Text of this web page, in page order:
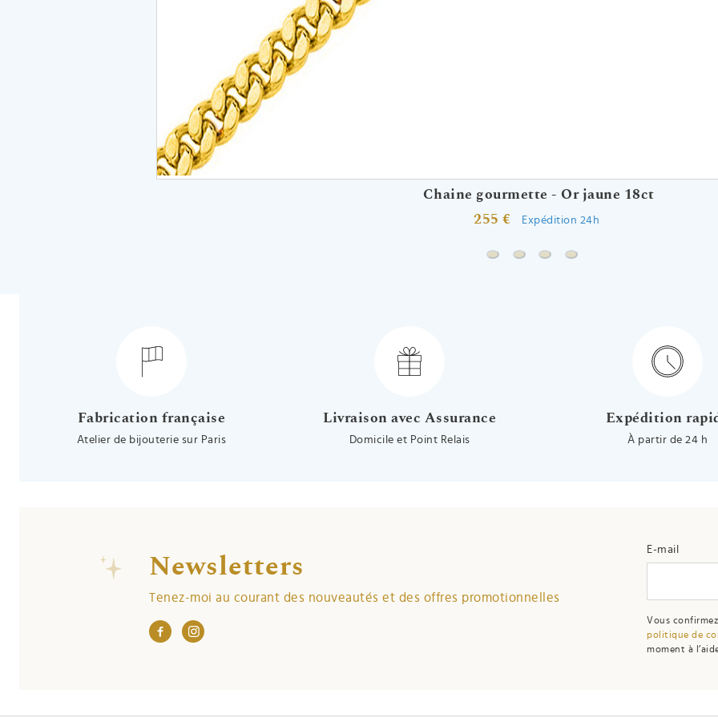
Chaine gourmette - Or jaune 18ct
255 €
Expédition 24h
Chaine gourmette - Or jaune 18ct
Chaine forçat rond - Or jaune 18ct
Chaine marine battue - Or
Chaine forçat miroir - Or
Fabrication française
Atelier de bijouterie sur Paris
Livraison avec Assurance
Domicile et Point Relais
Expédition
À partir de 24 h
Newsletters
Tenez-moi au courant des nouveautés et des offres promotionnelles
E-mail
Vous
politique de
moment à